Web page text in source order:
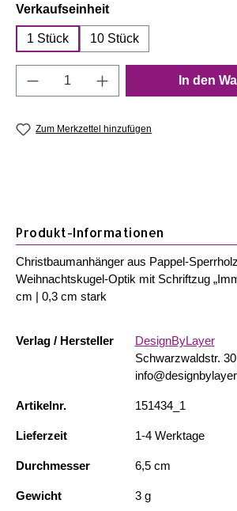
Verkaufseinheitauswählen
1 Stück 10 Stück
Produkt Anzahl: Gib den
In den
Zum Merkzettel hinzufügen
Produkt-Informationen
Verlag / Hersteller
DesignByLayer
Schwarzwaldstr.
Artikelnr. 151434_1
Lieferzeit 1-4 Werktage
Durchmesser 6,5 cm
Gewicht 3 g
Christbaumanhänger aus Pappel-
Weihnachtskugel-Optik mit Schriftzug
cm | 0,3 cm stark